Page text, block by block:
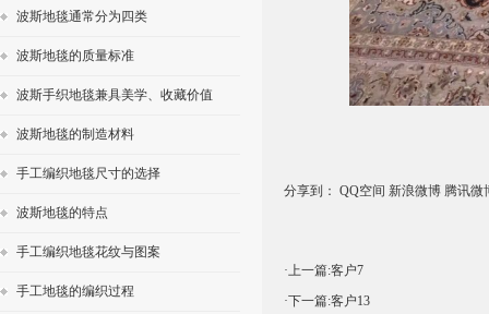
波斯地毯通常分为四类
波斯地毯的质量标准
波斯手织地毯兼具美学、收藏价值
波斯地毯的制造材料
手工编织地毯尺寸的选择
波斯地毯的特点
手工编织地毯花纹与图案
手工地毯的编织过程
分享到： QQ空间 新浪微博 腾讯微
·上一篇:客户7
·下一篇:客户13